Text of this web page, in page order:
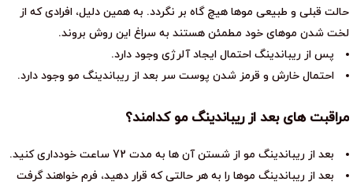
حالت قبلی و طبیعی موها هیچ گاه بر نگردد. به همین دلیل، افرادی که از
لخت شدن موهای خود مطمئن هستند به سراغ این روش بروند.
پس از ریباندینگ احتمال ایجاد آلرژی وجود دارد.
احتمال خارش و قرمز شدن پوست سر بعد از ریباندینگ مو وجود دارد.
مراقبت های بعد از ریباندینگ مو کدامند؟
بعد از ریباندینگ مو از شستن آن ها به مدت 72 ساعت خودداری کنید.
بعد از ریباندینگ موها را به هر حالتی که قرار دهید، فرم خواهند گرفت